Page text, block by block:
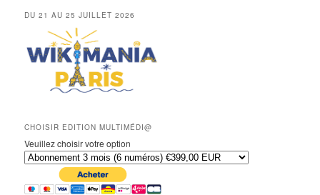
DU 21 AU 25 JUILLET 2026
CHOISIR EDITION MULTIMÉDI@
Veuillez choisir votre option